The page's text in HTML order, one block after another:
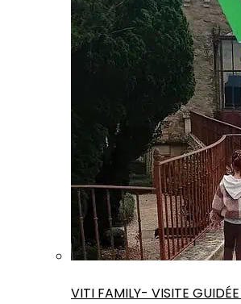
VITI FAMILY- VISITE